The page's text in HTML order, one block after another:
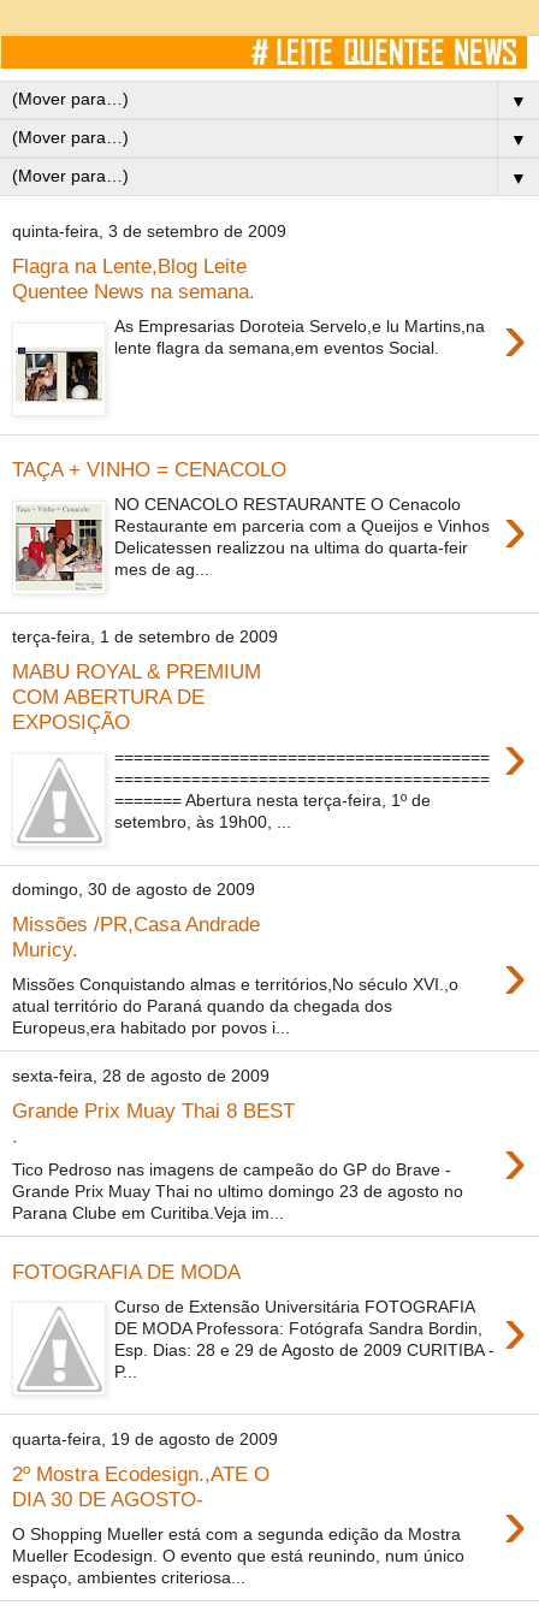
▼
▼
▼
quinta-feira, 3 de setembro de 2009
Flagra na Lente,Blog Leite
Quentee News na semana.
›
As Empresarias Doroteia Servelo,e lu Martins,na
lente flagra da semana,em eventos Social.
TAÇA + VINHO = CENACOLO
›
NO CENACOLO RESTAURANTE O Cenacolo
Restaurante em parceria com a Queijos e Vinhos
Delicatessen realizzou na ultima do quarta-feir
mes de ag...
terça-feira, 1 de setembro de 2009
MABU ROYAL & PREMIUM
COM ABERTURA DE
EXPOSIÇÃO
›
=======================================
=======================================
======= Abertura nesta terça-feira, 1º de
setembro, às 19h00, ...
domingo, 30 de agosto de 2009
Missões /PR,Casa Andrade
Muricy.
›
Missões Conquistando almas e territórios,No século XVI.,o
atual território do Paraná quando da chegada dos
Europeus,era habitado por povos i...
sexta-feira, 28 de agosto de 2009
Grande Prix Muay Thai 8 BEST
.
›
Tico Pedroso nas imagens de campeão do GP do Brave -
Grande Prix Muay Thai no ultimo domingo 23 de agosto no
Parana Clube em Curitiba.Veja im...
FOTOGRAFIA DE MODA
›
Curso de Extensão Universitária FOTOGRAFIA
DE MODA Professora: Fotógrafa Sandra Bordin,
Esp. Dias: 28 e 29 de Agosto de 2009 CURITIBA -
P...
quarta-feira, 19 de agosto de 2009
2º Mostra Ecodesign.,ATE O
DIA 30 DE AGOSTO-
›
O Shopping Mueller está com a segunda edição da Mostra
Mueller Ecodesign. O evento que está reunindo, num único
espaço, ambientes criteriosa...